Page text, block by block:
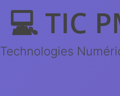
💻 TIC
Technologies